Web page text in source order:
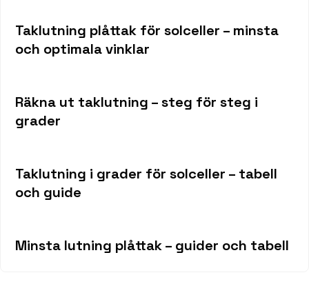
Taklutning plåttak för solceller – minsta
och optimala vinklar
Räkna ut taklutning – steg för steg i
grader
Taklutning i grader för solceller – tabell
och guide
Minsta lutning plåttak – guider och tabell